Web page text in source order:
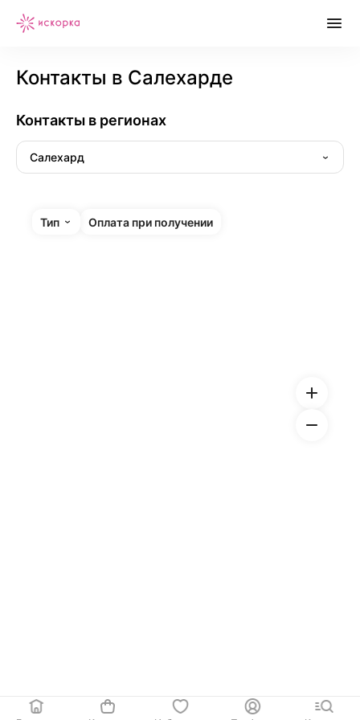
Контакты в Салехарде
Контакты в регионах
Салехард
Тип Оплата при получении